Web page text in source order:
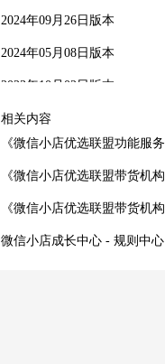
2024年09月26日版本
2024年05月08日版本
2023年10月02日版本
2023年06月01日版本
2022年12月27日版本
相关内容
微信小店成长中心 - 规则中心